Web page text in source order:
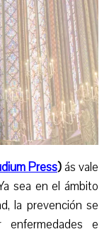
Press)ás vale
sea en el ámbito
la prevención se
e